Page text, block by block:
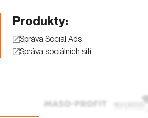
Produkty:
Správa Social Ads
Správa sociálních sítí